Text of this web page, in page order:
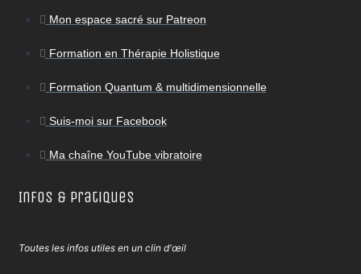
Mon espace sacré sur Patreon
Formation en Thérapie Holistique
Formation Quantum & multidimensionnelle
Suis-moi sur Facebook
Ma chaîne YouTube vibratoire
Infos & Pratiques
Toutes les infos utiles en un clin d'œil